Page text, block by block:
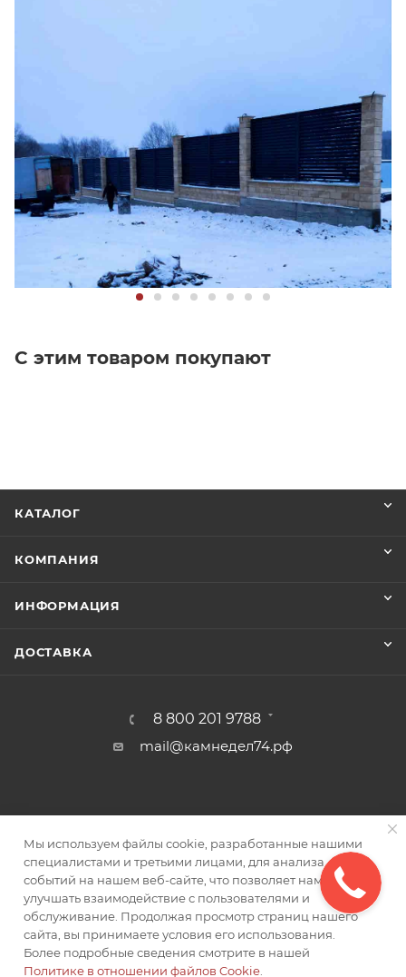
С этим товаром покупают
КАТАЛОГ
КОМПАНИЯ
ИНФОРМАЦИЯ
ДОСТАВКА
8 800 201 9788
mail@камнедел74.рф
2017 - 2026 © Камнедел74 - интернет-магазин
Мы используем файлы cookie, разработанные нашими
специалистами и третьими лицами, для анализа
событий на нашем веб-сайте, что позволяет нам
улучшать взаимодействие с пользователями и
обслуживание. Продолжая просмотр страниц нашего
сайта, вы принимаете условия его использования.
Более подробные сведения смотрите в нашей
Политике в отношении файлов Cookie